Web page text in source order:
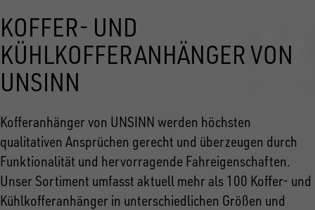
KOFFER- UND
KÜHLKOFFERANHÄNGER VON
UNSINN
Kofferanhänger von UNSINN werden höchsten
qualitativen Ansprüchen gerecht und überzeugen durch
Funktionalität und hervorragende Fahreigenschaften.
Unser Sortiment umfasst aktuell mehr als 100 Koffer- und
Kühlkofferanhänger in unterschiedlichen Größen und